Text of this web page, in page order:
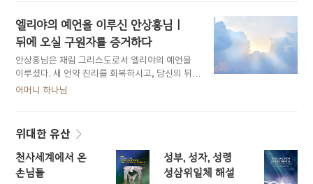
엘리야의 예언을 이루신 안상홍님 |
뒤에 오실 구원자를 증거하다
안상홍님은 재림 그리스도로서 엘리야의 예언을
이루셨다. 새 언약 진리를 회복하시고, 당신의 뒤에
나타날 구원자인 어머니 하나님을 증거하셨다.
어머니 하나님
위대한 유산
천사세계에서 온
손님들
성부, 성자, 성령
성삼위일체 해설